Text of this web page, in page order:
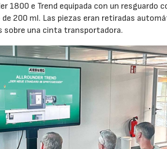
1800 e Trend equipada con un
200 ml. Las piezas eran retiradas
una cinta transportadora.